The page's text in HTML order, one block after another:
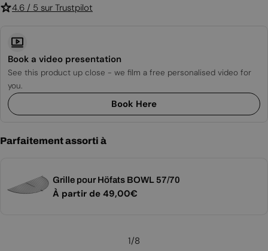
4.6 / 5 sur Trustpilot
Book a video presentation
See this product up close - we film a free personalised video for
you.
Book Here
Parfaitement assorti à
Grille pour Höfats BOWL 57/70
Prix
À partir de 49,00€
1/8